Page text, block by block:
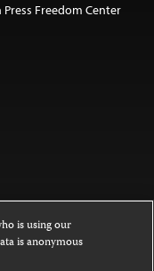
Freedom Center
under a
4.0
is using our
is anonymous